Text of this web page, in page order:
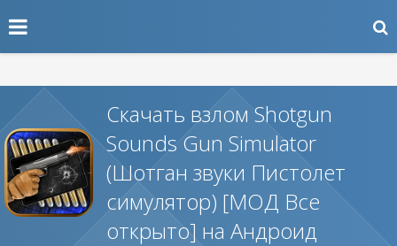
Скачать взлом Shotgun
Sounds Gun Simulator
(Шотган звуки Пистолет
симулятор) [МОД Все
открыто] на Андроид